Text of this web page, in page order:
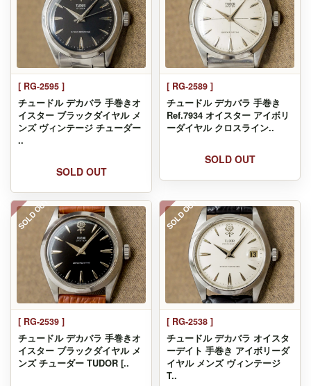
[ RG-2595 ]
チュードル デカバラ 手巻きオ
イスター ブラックダイヤル メ
ンズ ヴィンテージ チューダー
..
SOLD OUT
[ RG-2589 ]
チュードル デカバラ 手巻き
Ref.7934 オイスター アイボリ
ーダイヤル クロスライン..
SOLD OUT
SOLD OUT
[ RG-2539 ]
チュードル デカバラ 手巻きオ
イスター ブラックダイヤル メ
ンズ チューダー TUDOR [..
SOLD OUT
[ RG-2538 ]
チュードル デカバラ オイスタ
ーデイト 手巻き アイボリーダ
イヤル メンズ ヴィンテージ
T..